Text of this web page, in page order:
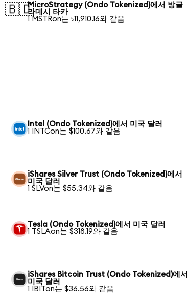
🇧🇩MicroStrategy (Ondo Tokenized)에서 방글
라데시 타카
1 MSTRon는 ৳11,910.16와 같음
Intel (Ondo Tokenized)에서 미국 달러
1 INTCon는 $100.67와 같음
iShares Silver Trust (Ondo Tokenized)에서
미국 달러
1 SLVon는 $55.34와 같음
Tesla (Ondo Tokenized)에서 미국 달러
1 TSLAon는 $318.19와 같음
iShares Bitcoin Trust (Ondo Tokenized)에서
미국 달러
1 IBITon는 $36.56와 같음